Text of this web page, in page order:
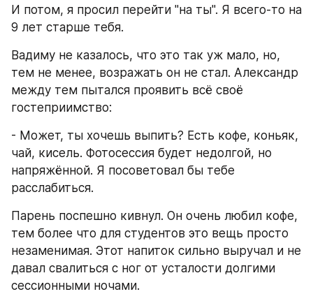
И потом, я просил перейти "на ты". Я всего-то на
9 лет старше тебя.
Вадиму не казалось, что это так уж мало, но,
тем не менее, возражать он не стал. Александр
между тем пытался проявить всё своё
гостеприимство:
- Может, ты хочешь выпить? Есть кофе, коньяк,
чай, кисель. Фотосессия будет недолгой, но
напряжённой. Я посоветовал бы тебе
расслабиться.
Парень поспешно кивнул. Он очень любил кофе,
тем более что для студентов это вещь просто
незаменимая. Этот напиток сильно выручал и не
давал свалиться с ног от усталости долгими
сессионными ночами.